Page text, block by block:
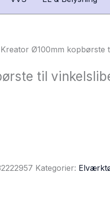
Ø100mm kopbørste
til
Kategorier: